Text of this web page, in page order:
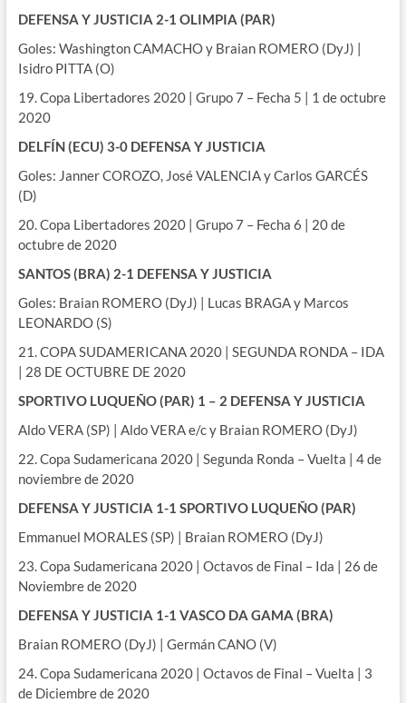
DEFENSA Y JUSTICIA 2-1 OLIMPIA (PAR)
Goles: Washington CAMACHO y Braian ROMERO (DyJ) |
Isidro PITTA (O)
19. Copa Libertadores 2020 | Grupo 7 – Fecha 5 | 1 de octubre
2020
DELFÍN (ECU) 3-0 DEFENSA Y JUSTICIA
Goles: Janner COROZO, José VALENCIA y Carlos GARCÉS
(D)
20. Copa Libertadores 2020 | Grupo 7 – Fecha 6 | 20 de
octubre de 2020
SANTOS (BRA) 2-1 DEFENSA Y JUSTICIA
Goles: Braian ROMERO (DyJ) | Lucas BRAGA y Marcos
LEONARDO (S)
21. COPA SUDAMERICANA 2020 | SEGUNDA RONDA – IDA
| 28 DE OCTUBRE DE 2020
SPORTIVO LUQUEÑO (PAR) 1 – 2 DEFENSA Y JUSTICIA
Aldo VERA (SP) | Aldo VERA e/c y Braian ROMERO (DyJ)
22. Copa Sudamericana 2020 | Segunda Ronda – Vuelta | 4 de
noviembre de 2020
DEFENSA Y JUSTICIA 1-1 SPORTIVO LUQUEÑO (PAR)
Emmanuel MORALES (SP) | Braian ROMERO (DyJ)
23. Copa Sudamericana 2020 | Octavos de Final – Ida | 26 de
Noviembre de 2020
DEFENSA Y JUSTICIA 1-1 VASCO DA GAMA (BRA)
Braian ROMERO (DyJ) | Germán CANO (V)
24. Copa Sudamericana 2020 | Octavos de Final – Vuelta | 3
de Diciembre de 2020